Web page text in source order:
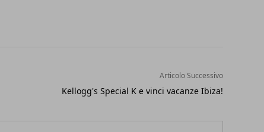
Articolo Successivo
Kellogg's Special K e vinci vacanze Ibiza!